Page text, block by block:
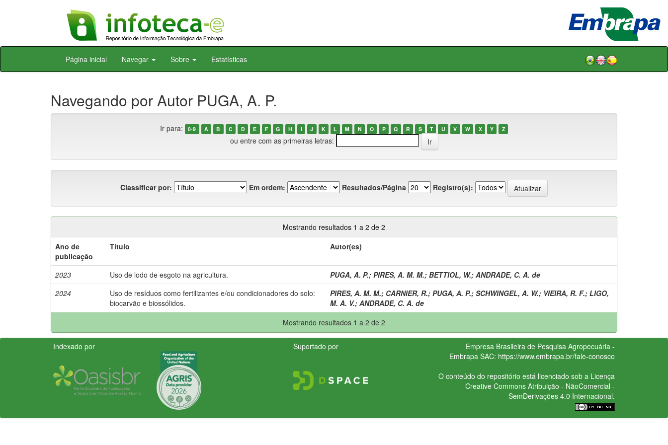
Skip
Página inicial Navegar Sobre Estatísticas
Navegando por Autor PUGA, A. P.
Ir para: 0-9 A B C D E F G H I J K L M N O P Q R S T U V W X Y Z
ou entre com as primeiras letras:
Classificar por: Em ordem: Resultados/Página Registro(s):
Mostrando resultados 1 a 2 de 2
Ano de
publicação
Título Autor(es)
2023 Uso de lodo de esgoto na agricultura. PUGA, A. P.; PIRES, A. M. M.; BETTIOL, W.; ANDRADE, C. A. de
2024
Uso de resíduos como fertilizantes e/ou condicionadores do solo:
biocarvão e biossólidos.
PIRES, A. M. M.; CARNIER, R.; PUGA, A. P.; SCHWINGEL, A. W.; VIEIRA, R. F.; LIGO,
M. A. V.; ANDRADE, C. A. de
Mostrando resultados 1 a 2 de 2
Indexado por Suportado por
Empresa Brasileira de Pesquisa Agropecuária -
Embrapa SAC: https://www.embrapa.br/fale-conosco
O conteúdo do repositório está licenciado sob a Licença
Creative CommonsAtribuição - NãoComercial -
SemDerivações 4.0 Internacional.